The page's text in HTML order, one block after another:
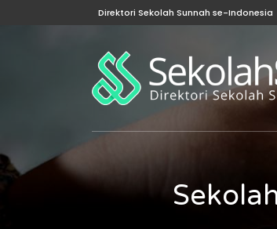
Direktori Sekolah Sunnah se-Indonesia